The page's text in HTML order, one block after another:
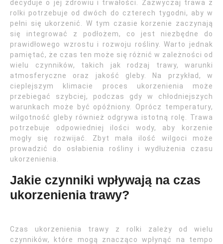
decyduje o jej zdrowiu i trwałości. Zazwyczaj trawa z
rolki potrzebuje od dwóch do czterech tygodni, aby w
pełni się ukorzenić. W tym czasie korzenie zaczynają
się integrować z podłożem, co jest niezbędne do
prawidłowego wzrostu i rozwoju rośliny. Warto jednak
pamiętać, że czas ten może się różnić w zależności od
wielu czynników, takich jak rodzaj trawy, warunki
atmosferyczne oraz jakość gleby. Na przykład, w
cieplejszym klimacie proces ukorzenienia może
przebiegać szybciej, podczas gdy w chłodniejszych
warunkach może być opóźniony. Oprócz temperatury,
wilgotność gleby również odgrywa istotną rolę. Trawa
potrzebuje odpowiedniej ilości wody, aby korzenie
mogły się rozwijać. Zbyt mała ilość wilgoci może
prowadzić do osłabienia rośliny i wydłużenia czasu
ukorzenienia.
Jakie czynniki wpływają na czas
ukorzenienia trawy?
Czas ukorzenienia trawy z rolki zależy od wielu
czynników, które mogą znacząco wpłynąć na tempo